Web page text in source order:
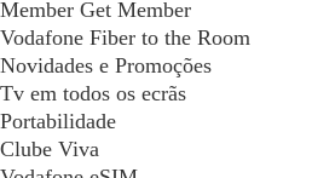
Member Get Member
Vodafone Fiber to the Room
Novidades e Promoções
Tv em todos os ecrãs
Portabilidade
Clube Viva